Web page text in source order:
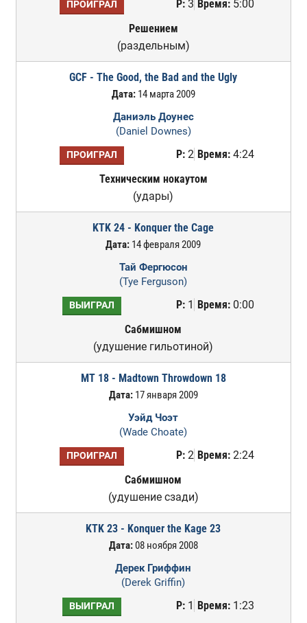
ПРОИГРАЛ Р:3 Время:5:00
Решением
(раздельным)
GCF - The Good, the Bad and the Ugly
Дата:14 марта 2009
Даниэль Доунес
(Daniel Downes)
ПРОИГРАЛ Р:2 Время:4:24
Техническим нокаутом
(удары)
KTK 24 - Konquer the Cage
Дата: 14 февраля 2009
Тай Фергюсон
(Tye Ferguson)
ВЫИГРАЛ Р:1 Время:0:00
Сабмишном
(удушение гильотиной)
MT 18 - Madtown Throwdown 18
Дата:17 января 2009
Уэйд Чоэт
(Wade Choate)
ПРОИГРАЛ Р:2 Время:2:24
Сабмишном
(удушение сзади)
KTK 23 - Konquer the Kage 23
Дата:08 ноября 2008
Дерек Гриффин
(Derek Griffin)
ВЫИГРАЛ Р:1 Время:1:23